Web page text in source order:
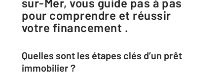
pour comprendre et réussir
votre financement .
Quelles sont les étapes clés d’un prêt
immobilier ?